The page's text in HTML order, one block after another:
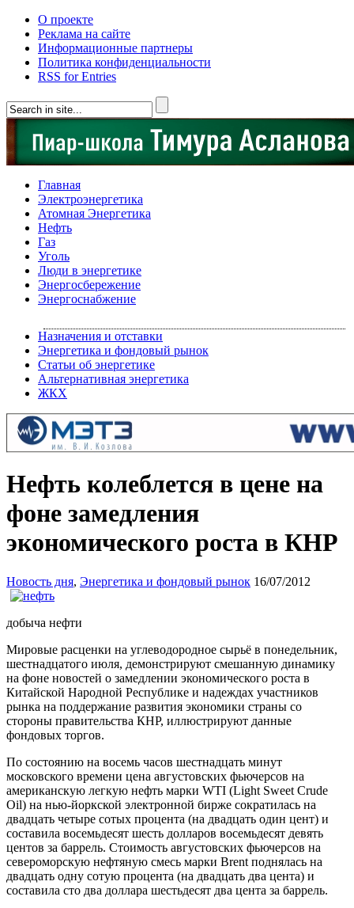
О проекте
Реклама на сайте
Информационные партнеры
Политика конфиденциальности
RSS for Entries
Главная
Электроэнергетика
Атомная Энергетика
Нефть
Газ
Уголь
Люди в энергетике
Энергосбережение
Энергоснабжение
Назначения и отставки
Энергетика и фондовый рынок
Статьи об энергетике
Альтернативная энергетика
ЖКХ
Нефть колеблется в цене на
фоне замедления
экономического роста в КНР
Новость дня, Энергетика и фондовый рынок 16/07/2012
добыча нефти
Мировые расценки на углеводородное сырьё в понедельник,
шестнадцатого июля, демонстрируют смешанную динамику
на фоне новостей о замедлении экономического роста в
Китайской Народной Республике и надеждах участников
рынка на поддержание развития экономики страны со
стороны правительства КНР, иллюстрируют данные
фондовых торгов.
По состоянию на восемь часов шестнадцать минут
московского времени цена августовских фьючерсов на
американскую легкую нефть марки WTI (Light Sweet Crude
Oil) на нью-йоркской электронной бирже сократилась на
двадцать четыре сотых процента (на двадцать один цент) и
составила восемьдесят шесть долларов восемьдесят девять
центов за баррель. Стоимость августовских фьючерсов на
североморскую нефтяную смесь марки Brent поднялась на
двадцать одну сотую процента (на двадцать два цента) и
составила сто два доллара шестьдесят два цента за баррель.